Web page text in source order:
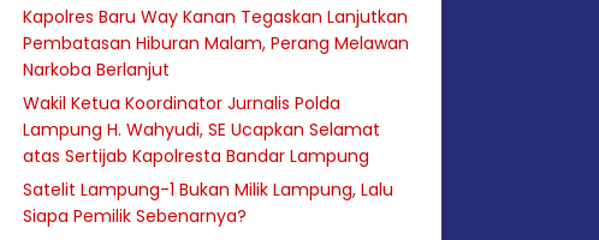
Kapolres Baru Way Kanan Tegaskan Lanjutkan
Pembatasan Hiburan Malam, Perang Melawan
Narkoba Berlanjut
Wakil Ketua Koordinator Jurnalis Polda
Lampung H. Wahyudi, SE Ucapkan Selamat
atas Sertijab Kapolresta Bandar Lampung
Satelit Lampung-1 Bukan Milik Lampung, Lalu
Siapa Pemilik Sebenarnya?